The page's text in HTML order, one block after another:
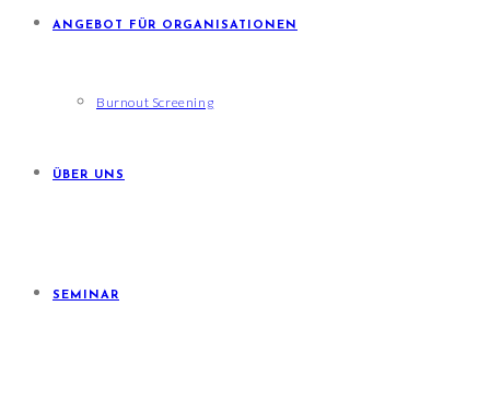
ANGEBOT FÜR ORGANISATIONEN
Burnout Screening
ÜBER UNS
SEMINAR